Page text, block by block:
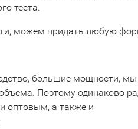
теста.
можем придать любую
большие мощности, мы
Поэтому одинаково
оптовым, а также и